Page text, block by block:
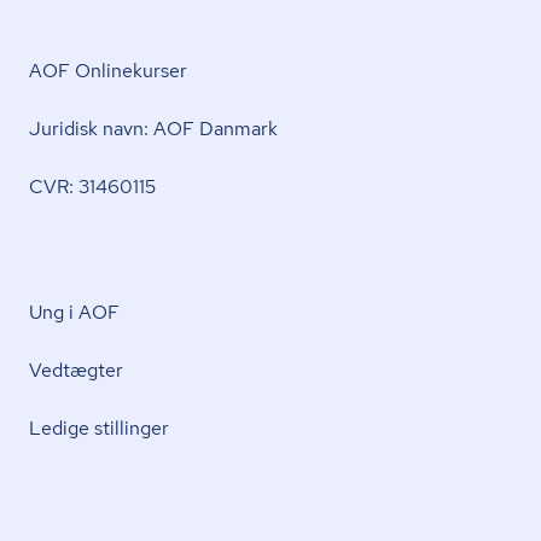
AOF Onlinekurser
Juridisk navn: AOF Danmark
CVR: 31460115
Ung i AOF
Vedtægter
Ledige stillinger